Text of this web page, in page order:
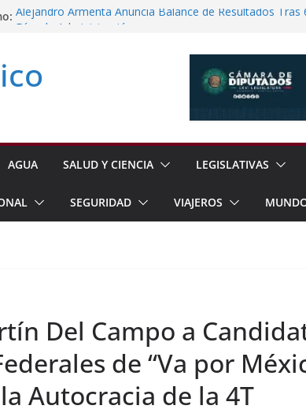
Alejandro Armenta Anuncia Balance de Resultados Tras
Kenia López Respalda Fracking Para Fortalecer
Inaugura Delfina Gómez Congreso Internacional de
Seguridad en Nezahualcóyotl
AGUA SALUD Y CIENCIA LEGISLATIVAS
SEGURIDAD VIAJEROS
Del Campo a
de “Va por
Autocracia de la 4T